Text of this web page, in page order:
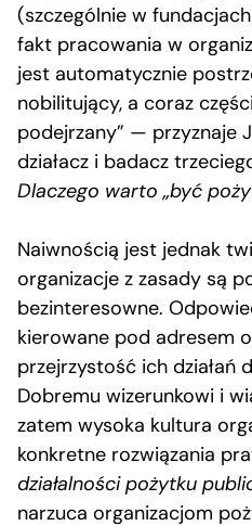
(szczególnie w
fakt pracowania w
jest automatycznie
nobilitujący, a coraz
podejrzany” — przyznaje
działacz i badacz
Dlaczego warto „być
Naiwnością jest jednak
organizacje z zasady są
bezinteresowne.
kierowane pod adresem
przejrzystość ich działań
Dobremu wizerunkowi i
zatem wysoka kultura
konkretne rozwiązania
działalności pożytku
narzuca organizacjom